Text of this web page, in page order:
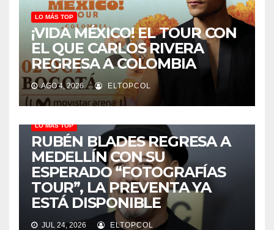
LO MÁS TOP
¡VIDA MÉXICO! EL TOUR CON
EL QUE CARLOS RIVERA
REGRESA A COLOMBIA
AGO 4, 2026 ELTOPCOL
LO MÁS TOP
RUBÉN BLADES REGRESA A
MEDELLÍN CON SU
ESPERADO “FOTOGRAFÍAS
TOUR”, LA PREVENTA YA
ESTÁ DISPONIBLE
JUL 24, 2026 ELTOPCOL